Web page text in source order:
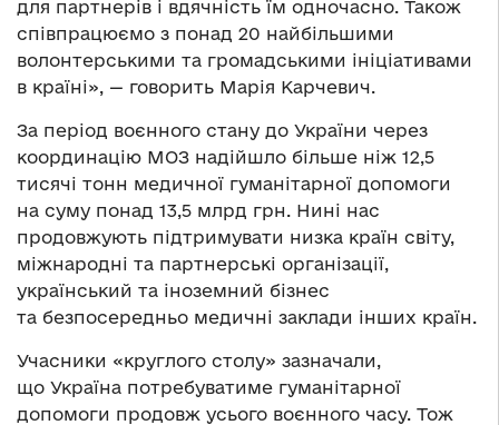
для партнерів і вдячність їм одночасно. Також
співпрацюємо з понад 20 найбільшими
волонтерськими та громадськими ініціативами
в країні», — говорить Марія Карчевич.
За період воєнного стану до України через
координацію МОЗ надійшло більше ніж 12,5
тисячі тонн медичної гуманітарної допомоги
на суму понад 13,5 млрд грн. Нині нас
продовжують підтримувати низка країн світу,
міжнародні та партнерські організації,
український та іноземний бізнес
та безпосередньо медичні заклади інших країн.
Учасники «круглого столу» зазначали,
що Україна потребуватиме гуманітарної
допомоги продовж усього воєнного часу. Тож